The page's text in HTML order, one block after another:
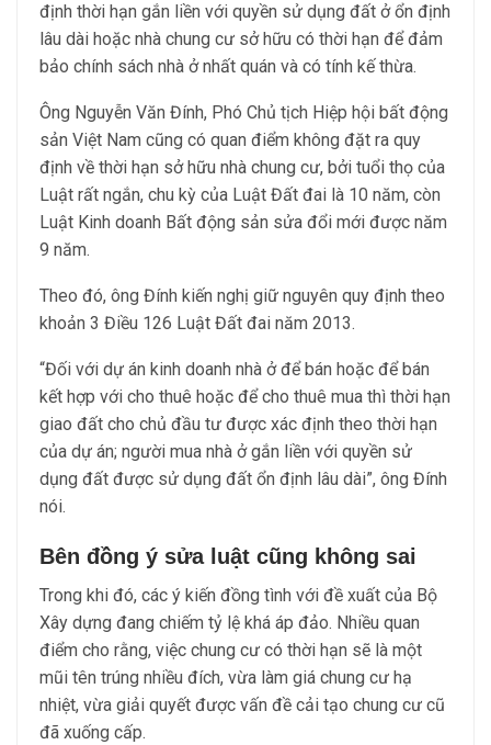
định thời hạn gắn liền với quyền sử dụng đất ở ổn định
lâu dài hoặc nhà chung cư sở hữu có thời hạn để đảm
bảo chính sách nhà ở nhất quán và có tính kế thừa.
Ông Nguyễn Văn Đính, Phó Chủ tịch Hiệp hội bất động
sản Việt Nam cũng có quan điểm không đặt ra quy
định về thời hạn sở hữu nhà chung cư, bởi tuổi thọ của
Luật rất ngắn, chu kỳ của Luật Đất đai là 10 năm, còn
Luật Kinh doanh Bất động sản sửa đổi mới được năm
9 năm.
Theo đó, ông Đính kiến nghị giữ nguyên quy định theo
khoản 3 Điều 126 Luật Đất đai năm 2013.
“Đối với dự án kinh doanh nhà ở để bán hoặc để bán
kết hợp với cho thuê hoặc để cho thuê mua thì thời hạn
giao đất cho chủ đầu tư được xác định theo thời hạn
của dự án; người mua nhà ở gắn liền với quyền sử
dụng đất được sử dụng đất ổn định lâu dài”, ông Đính
nói.
Bên đồng ý sửa luật cũng không sai
Trong khi đó, các ý kiến đồng tình với đề xuất của Bộ
Xây dựng đang chiếm tỷ lệ khá áp đảo. Nhiều quan
điểm cho rằng, việc chung cư có thời hạn sẽ là một
mũi tên trúng nhiều đích, vừa làm giá chung cư hạ
nhiệt, vừa giải quyết được vấn đề cải tạo chung cư cũ
đã xuống cấp.